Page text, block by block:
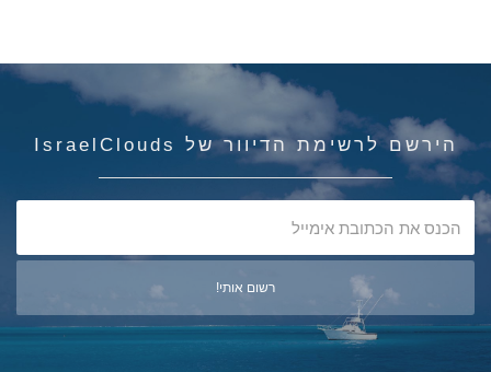
הירשם לרשימת הדיוור של IsraelClouds